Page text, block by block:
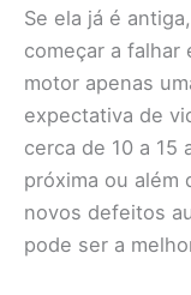
Se ela já é
começar a
motor apenas
expectativa de
cerca de 10 a 15
próxima ou além
novos defeitos
pode ser a